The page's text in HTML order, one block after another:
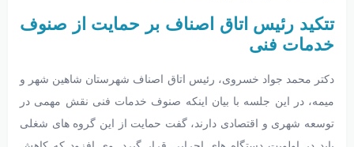
تتکید رئیس اتاق اصناف بر حمایت از صنوف
خدمات فنی
دکتر محمد جواد خسروی، رئیس اتاق اصناف شهرستان شاهین شهر و
میمه، در این جلسه با بیان اینکه صنوف خدمات فنی نقش مهمی در
توسعه شهری و اقتصادی دارند، گفت حمایت از این گروه های شغلی